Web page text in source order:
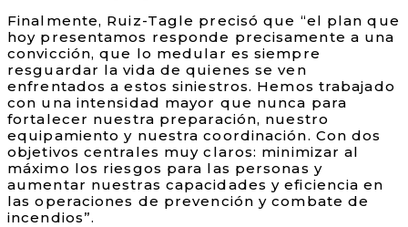
Finalmente, Ruiz-Tagle precisó que “el plan que
hoy presentamos responde precisamente a una
convicción, que lo medular es siempre
resguardar la vida de quienes se ven
enfrentados a estos siniestros. Hemos trabajado
con una intensidad mayor que nunca para
fortalecer nuestra preparación, nuestro
equipamiento y nuestra coordinación. Con dos
objetivos centrales muy claros: minimizar al
máximo los riesgos para las personas y
aumentar nuestras capacidades y eficiencia en
las operaciones de prevención y combate de
incendios”.